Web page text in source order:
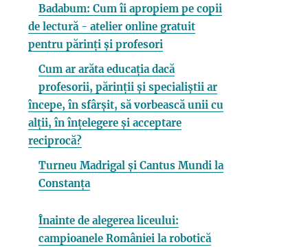
Badabum: Cum îi apropiem pe copii
de lectură - atelier online gratuit
pentru părinți și profesori
Cum ar arăta educația dacă
profesorii, părinții și specialiștii ar
începe, în sfârșit, să vorbească unii cu
alții, în înțelegere și acceptare
reciprocă?
Turneu Madrigal și Cantus Mundi la
Constanța
Înainte de alegerea liceului:
campioanele României la robotică